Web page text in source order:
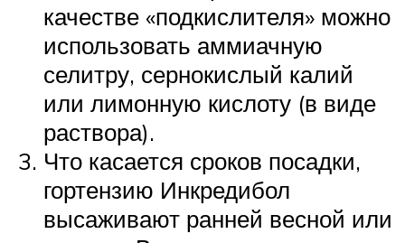
качестве «подкислителя» можно
использовать аммиачную
селитру, сернокислый калий
или лимонную кислоту (в виде
раствора).
Что касается сроков посадки,
гортензию Инкредибол
высаживают ранней весной или